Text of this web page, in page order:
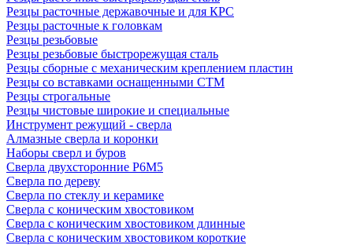
Резцы расточные державочные и для КРС
Резцы расточные к головкам
Резцы резьбовые
Резцы резьбовые быстрорежущая сталь
Резцы сборные с механическим креплением пластин
Резцы со вставками оснащенными СТМ
Резцы строгальные
Резцы чистовые широкие и специальные
Инструмент режущий - сверла
Алмазные сверла и коронки
Наборы сверл и буров
Сверла двухсторонние Р6М5
Сверла по дереву
Сверла по стеклу и керамике
Сверла с коническим хвостовиком
Сверла с коническим хвостовиком длинные
Сверла с коническим хвостовиком короткие